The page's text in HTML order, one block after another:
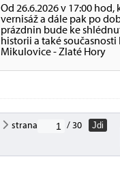
Od 26.6.2026 v 17:00
vernisáž a dále pak po
prázdnin bude ke
historii a také současnosti
Mikulovice - Zlaté Hory
strana / 30
Jdi